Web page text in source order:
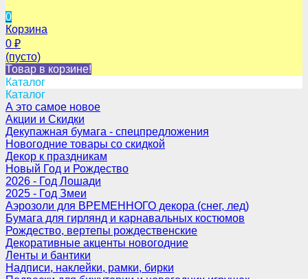
0
Корзина
0 ₽
(пусто)
Товар в корзине!
Каталог
Каталог
А это самое новое
Акции и Скидки
Декупажная бумага - спецпредложения
Новогодние товары со скидкой
Декор к праздникам
Новый Год и Рождество
2026 - Год Лошади
2025 - Год Змеи
Аэрозоли для ВРЕМЕННОГО декора (снег, лед)
Бумага для гирлянд и карнавальных костюмов
Рождество, вертепы рождественские
Декоративные акценты новогодние
Ленты и бантики
Надписи, наклейки, рамки, бирки